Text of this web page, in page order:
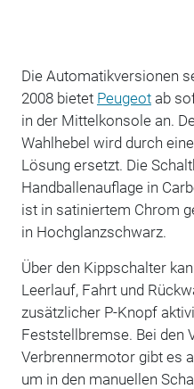
Die Automatikversionen
2008 bietet Peugeotab
in der Mittelkonsole an.
Wahlhebel wird durch
Lösung ersetzt. Die
Handballenauflage in
ist in satiniertem Chrom
in Hochglanzschwarz.
Über den Kippschalter
Leerlauf, Fahrt und
zusätzlicher P-Knopf
Feststellbremse. Bei den
Verbrennermotor gibt es
um in den manuellen